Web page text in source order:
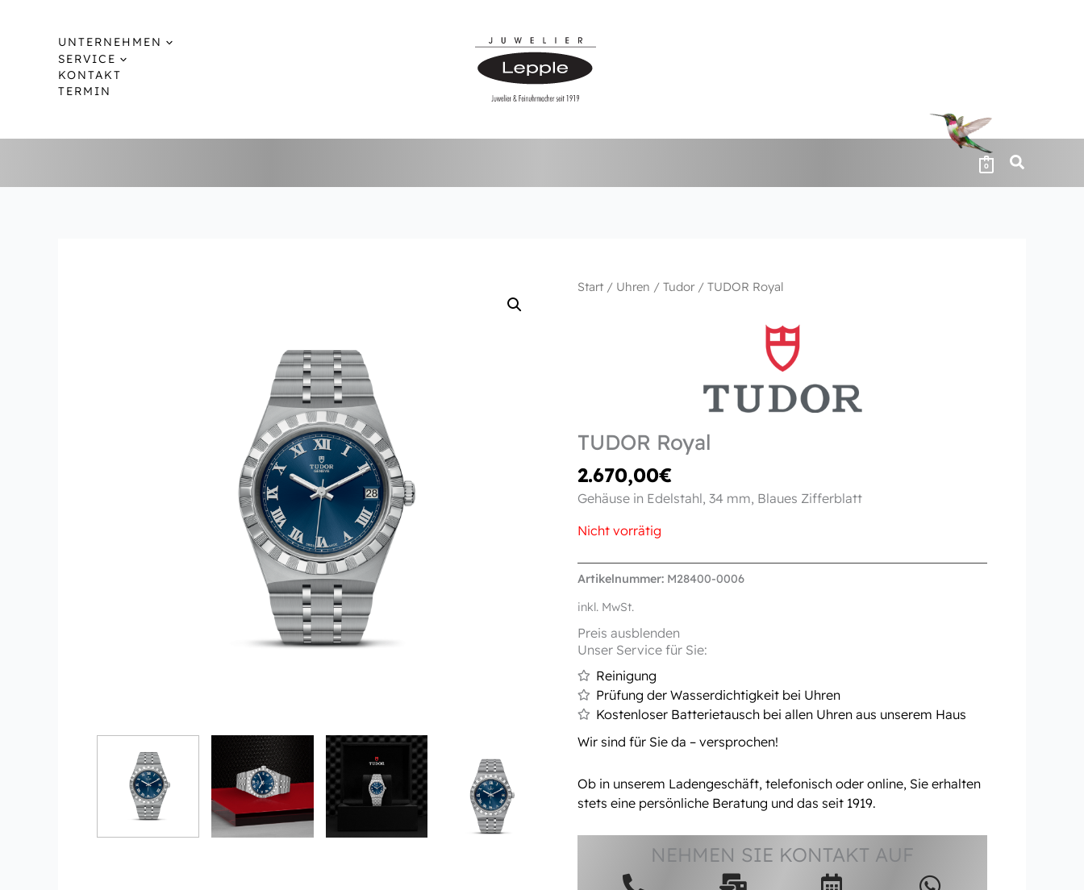
UNTERNEHMEN
SERVICE
KONTAKT
TERMIN
0
Start / Uhren /Tudor/ TUDOR Royal
TUDOR Royal
2.670,00€
Gehäuse in Edelstahl, 34 mm, Blaues Zifferblatt
Nicht vorrätig
Artikelnummer: M28400-0006
inkl. MwSt.
Preis ausblenden
Unser Service für Sie:
Reinigung
Prüfung der Wasserdichtigkeit bei Uhren
Kostenloser Batterietausch bei allen Uhren aus unserem Haus
Wir sind für Sie da – versprochen!
Ob in unserem Ladengeschäft, telefonisch oder online, Sie erhalten
stets eine persönliche Beratung und das seit 1919.
NEHMEN SIE KONTAKT AUF